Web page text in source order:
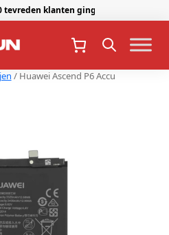
tevreden klanten gingen je voor.
/ Huawei Ascend P6 Accu